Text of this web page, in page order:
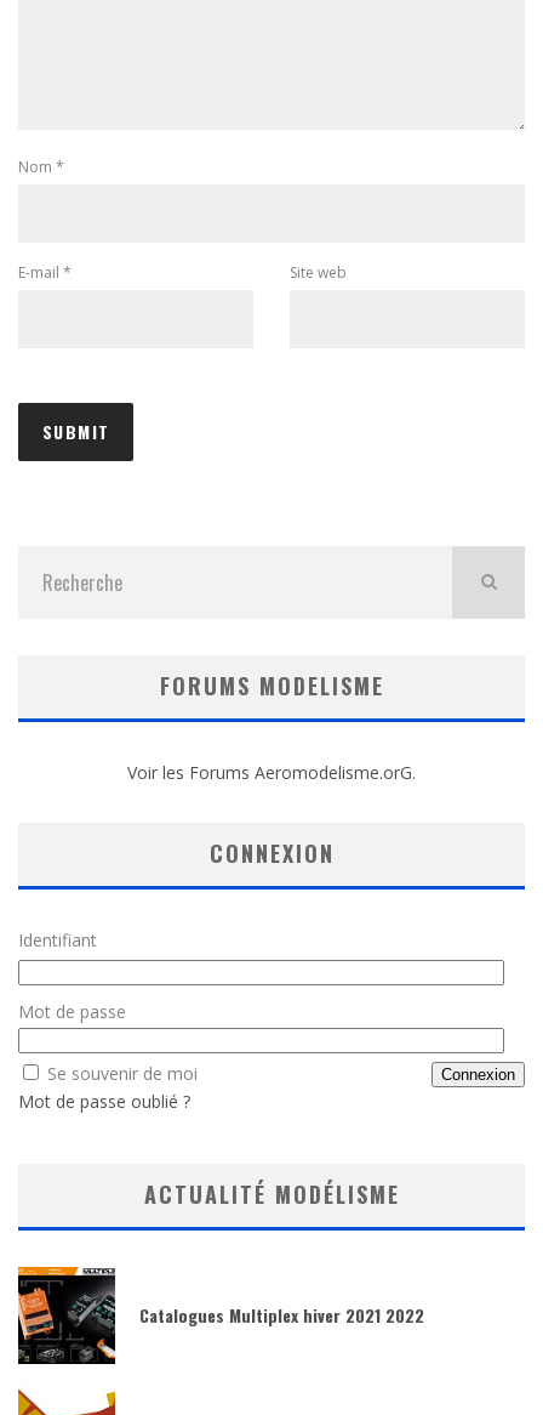
Nom *
E-mail * Site web
FORUMS MODELISME
Voir les Forums Aeromodelisme.orG.
CONNEXION
Identifiant
Mot de passe
Se souvenir de moi
Mot de passe oublié ?
ACTUALITÉ MODÉLISME
Catalogues Multiplex hiver 2021 2022